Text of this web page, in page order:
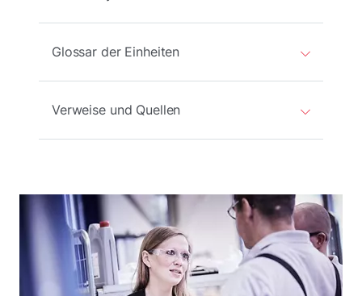
Glossar der Einheiten
Verweise und Quellen